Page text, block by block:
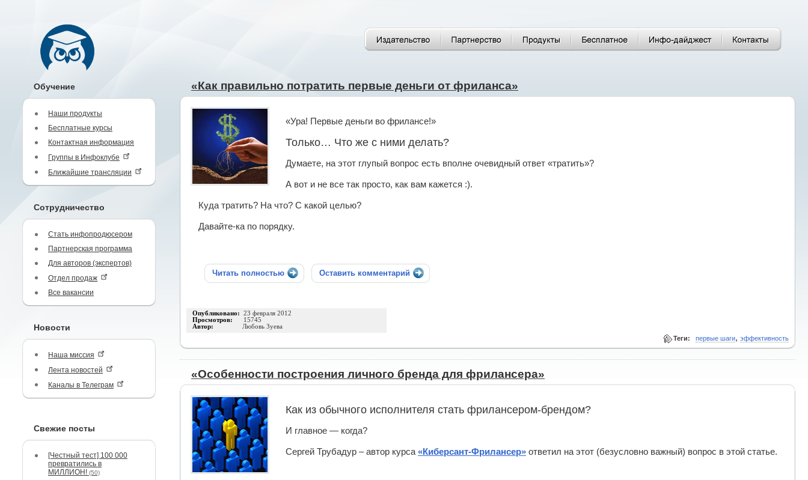
Обучение
Наши продукты
Бесплатные курсы
Контактная информация
Группы в Инфоклубе
Ближайшие трансляции
Сотрудничество
Стать инфопродюсером
Партнерская программа
Для авторов (экспертов)
Отдел продаж
Все вакансии
Новости
Наша миссия
Лента новостей
Каналы в Телеграм
Свежие посты
[Честный тест] 100 000
превратились в
МИЛЛИОН! (50)
«Как правильно потратить первые деньги от фриланса»
«Ура! Первые деньги во фрилансе!»
Только… Что же с ними делать?
Думаете, на этот глупый вопрос есть вполне очевидный ответ «тратить»?
А вот и не все так просто, как вам кажется :).
Куда тратить? На что? С какой целью?
Давайте-ка по порядку.
Читать полностью Оставить комментарий
Опубликовано: 23 февраля 2012
Просмотров: 15745
Автор: Любовь Зуева
Теги: первые шаги, эффективность
«Особенности построения личного бренда для фрилансера»
Как из обычного исполнителя стать фрилансером-брендом?
И главное — когда?
Сергей Трубадур – автор курса «Киберсант-Фрилансер» ответил на этот (безусловно важный) вопрос в этой статье.